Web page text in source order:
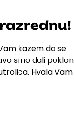
kazem da se
smo dali poklon
Hvala Vam